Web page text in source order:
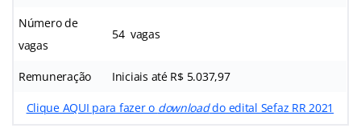
Número de
vagas
54 vagas
Remuneração Iniciais até R$ 5.037,97
Clique AQUI para fazer o downloaddo edital Sefaz RR 2021